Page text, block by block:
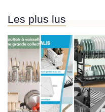
Les plus lus